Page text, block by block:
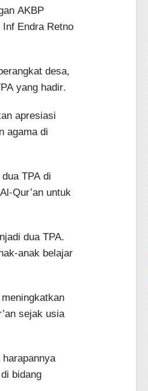
AKBP
Endra Retno
desa,
yang hadir.
apresiasi
agama di
TPA di
Qur’an untuk
dua TPA.
anak belajar
sejak usia
bidang